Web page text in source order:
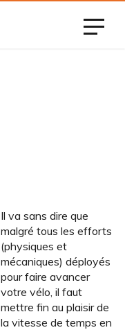
Il va sans dire que
malgré tous les efforts
(physiques et
mécaniques) déployés
pour faire avancer
votre vélo, il faut
mettre fin au plaisir de
la vitesse de temps en